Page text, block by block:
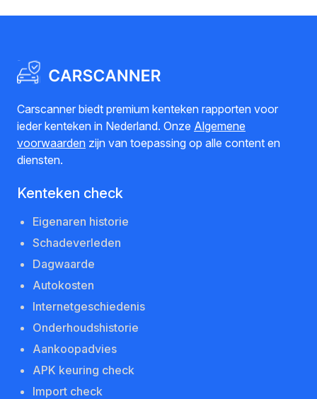
Carscanner biedt premium kenteken rapporten voor
ieder kenteken in Nederland. Onze Algemene
voorwaarden zijn van toepassing op alle content en
diensten.
Kenteken check
Eigenaren historie
Schadeverleden
Dagwaarde
Autokosten
Internetgeschiedenis
Onderhoudshistorie
Aankoopadvies
APK keuring check
Import check